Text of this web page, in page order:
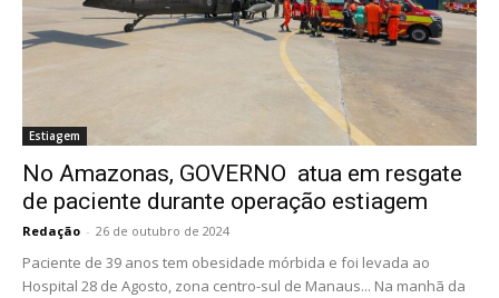
Estiagem
No Amazonas, GOVERNO atua em resgate
de paciente durante operação estiagem
Redação - 26 de outubro de 2024
Paciente de 39 anos tem obesidade mórbida e foi levada ao
Hospital 28 de Agosto, zona centro-sul de Manaus... Na manhã da